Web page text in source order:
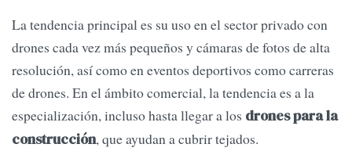
La tendencia principal es su uso en el sector privado con
drones cada vez más pequeños y cámaras de fotos de alta
resolución, así como en eventos deportivos como carreras
de drones. En el ámbito comercial, la tendencia es a la
especialización, incluso hasta llegar a los drones para la
construcción, que ayudan a cubrir tejados.